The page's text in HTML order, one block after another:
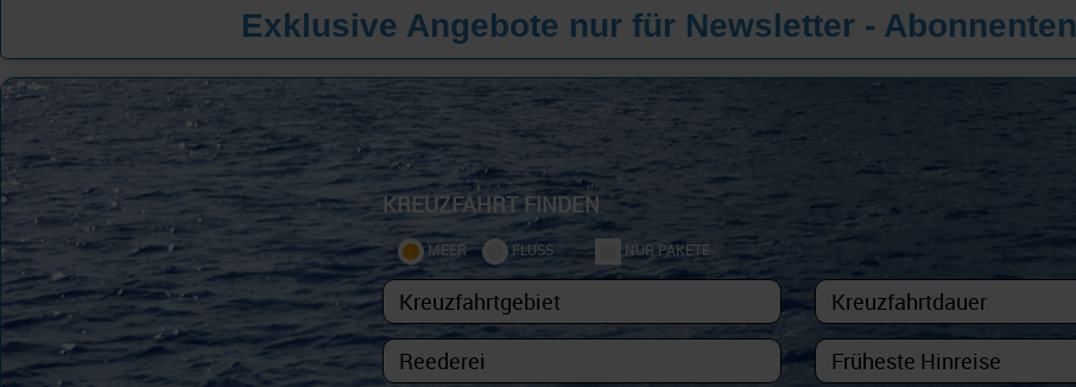
Exklusive Angebote nur für Newsletter - Abonnenten
KREUZFAHRT FINDEN
MEER FLUSS NUR PAKETE